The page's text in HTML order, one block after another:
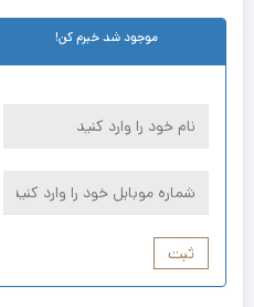
موجود شد خبرم کن!
ثبت